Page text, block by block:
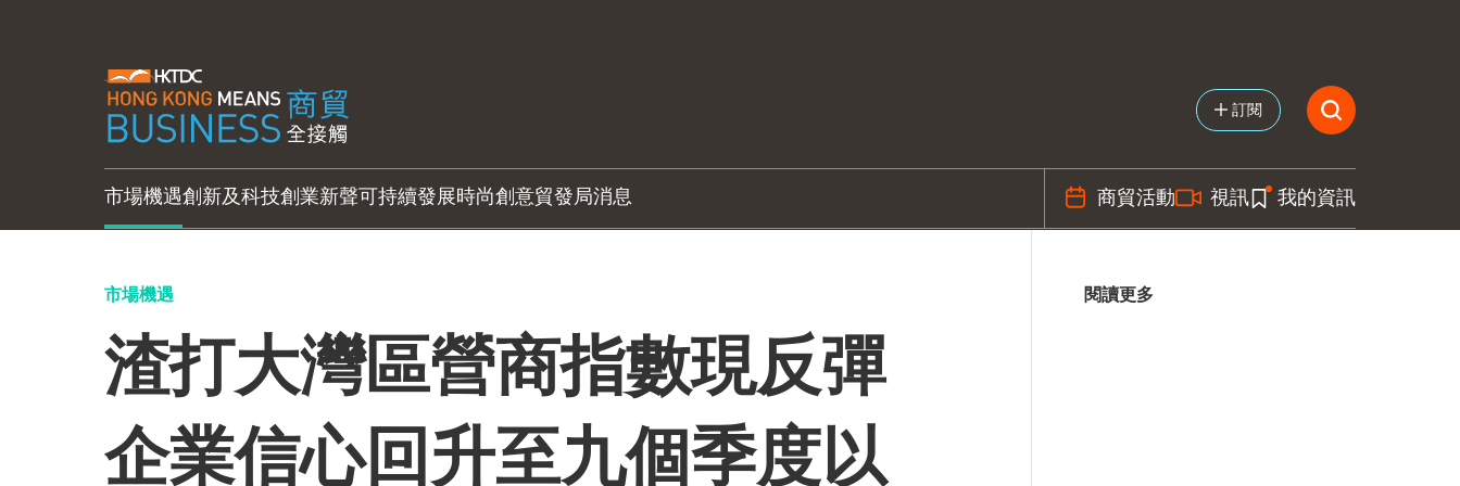
訂閱
市場機遇創新及科技創業新聲可持續發展時尚創意貿發局消息 商貿活動 視訊 我的資訊
市場機遇
渣打大灣區營商指數現反彈
企業信心回升至九個季度以
閱讀更多